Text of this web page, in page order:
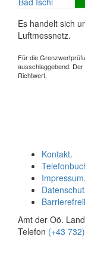
Es handelt sich
Luftmessnetz.
Für die
ausschlaggebend.
Richtwert.
Kontakt.
Impressum.
Amt der Oö.
Telefon (+43